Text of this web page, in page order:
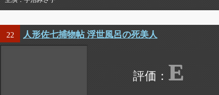
22 人形佐七捕物帖 浮世風呂の死美人
E